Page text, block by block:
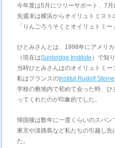
今年度は5月にツリーサポート、7月
先週末は横浜からオイリュトミス
「りんごろうそくとオイリュトミー
ひとみさんとは、1998年にアメリ
（現在はSunbridge Institute ）で知
当時ひとみさんはのオイリュトミー
私はフランスの Institut Rudolf
学校の敷地内で初めて会った時、
ってくれたのが印象的でした。
帰国後は数年に一度くらいのスパン
東京や淡路島など私たちの引越し
た。